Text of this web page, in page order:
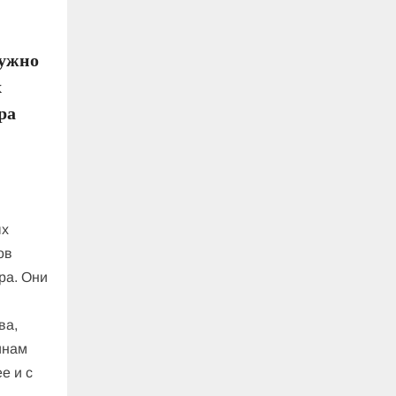
Они
и с